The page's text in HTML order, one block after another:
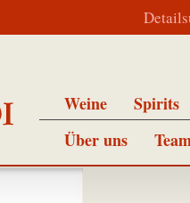
Weine
Spirits
Über uns